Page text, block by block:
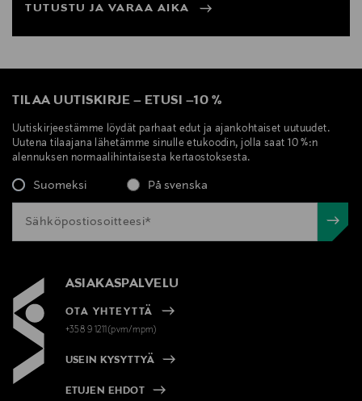
TUTUSTU JA VARAA AIKA
TILAA UUTISKIRJE – ETUSI –10 %
Uutiskirjeestämme löydät parhaat edut ja ajankohtaiset uutuudet.
Uutena tilaajana lähetämme sinulle etukoodin, jolla saat 10 %:n
alennuksen normaalihintaisesta kertaostoksesta.
Suomeksi På svenska
ASIAKASPALVELU
OTA YHTEYTTÄ
+358 9 1211(pvm/mpm)
USEIN KYSYTTYÄ
ETUJEN EHDOT